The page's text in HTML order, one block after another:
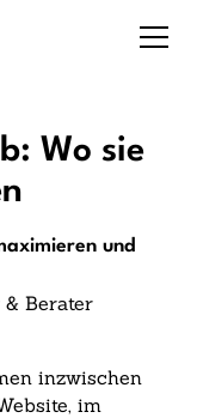
Wo sie
und
Berater
inzwischen
im